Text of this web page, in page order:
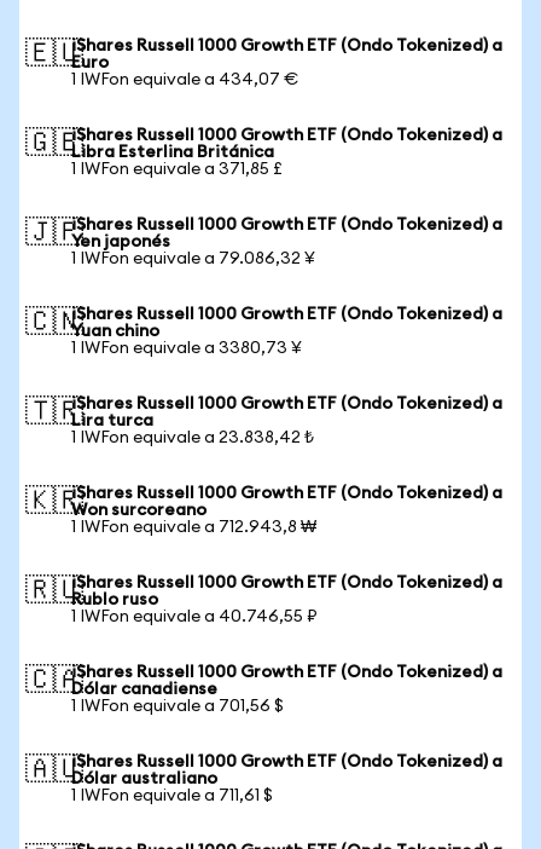
🇪🇺iShares Russell 1000 Growth ETF (Ondo Tokenized) a
Euro
1 IWFon equivale a 434,07 €
🇬🇧iShares Russell 1000 Growth ETF (Ondo Tokenized) a
Libra Esterlina Británica
1 IWFon equivale a 371,85 £
🇯🇵iShares Russell 1000 Growth ETF (Ondo Tokenized) a
Yen japonés
1 IWFon equivale a 79.086,32 ¥
🇨🇳iShares Russell 1000 Growth ETF (Ondo Tokenized) a
Yuan chino
1 IWFon equivale a 3380,73 ¥
🇹🇷iShares Russell 1000 Growth ETF (Ondo Tokenized) a
Lira turca
1 IWFon equivale a 23.838,42 ₺
🇰🇷iShares Russell 1000 Growth ETF (Ondo Tokenized) a
Won surcoreano
1 IWFon equivale a 712.943,8 ₩
🇷🇺iShares Russell 1000 Growth ETF (Ondo Tokenized) a
Rublo ruso
1 IWFon equivale a 40.746,55 ₽
🇨🇦iShares Russell 1000 Growth ETF (Ondo Tokenized) a
Dólar canadiense
1 IWFon equivale a 701,56 $
🇦🇺iShares Russell 1000 Growth ETF (Ondo Tokenized) a
Dólar australiano
1 IWFon equivale a 711,61 $